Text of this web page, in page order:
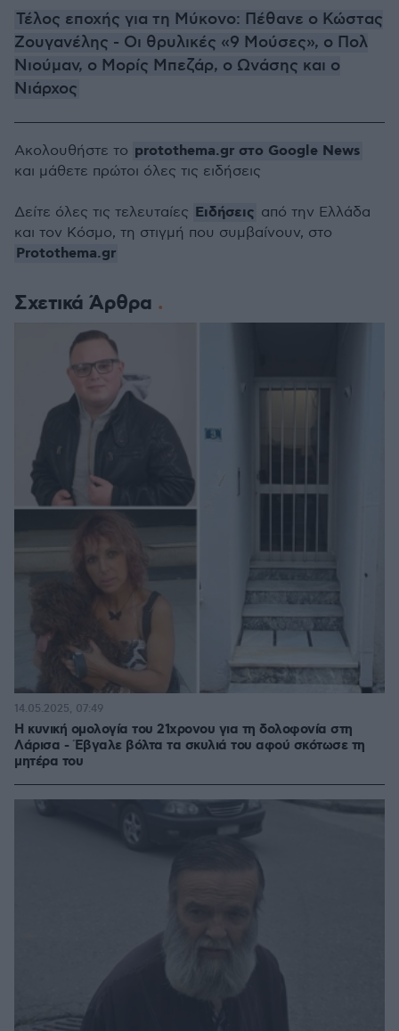
Τέλος εποχής για τη Μύκονο: Πέθανε ο Κώστας
Ζουγανέλης - Οι θρυλικές «9 Μούσες», ο Πολ
Νιούμαν, ο Μορίς Μπεζάρ, ο Ωνάσης και ο
Νιάρχος
Σχετικά Άρθρα
Η κυνική ομολογία του 21χρονου για τη δολοφονία στη
Λάρισα - Έβγαλε βόλτα τα σκυλιά του αφού σκότωσε τη
μητέρα του
14.05.2025, 07:49
Ακολουθήστε το protothema.gr στο Google News
και μάθετε πρώτοι όλες τις ειδήσεις
Δείτε όλες τις τελευταίες Ειδήσεις από την Ελλάδα
και τον Κόσμο, τη στιγμή που συμβαίνουν, στο
Protothema.gr